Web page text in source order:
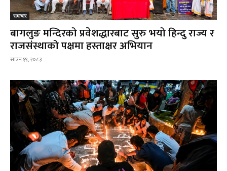
समाचार
बागलुङ मन्दिरको प्रवेशद्धारबाट सुरु भयो हिन्दु राज्य र
राजसंस्थाको पक्षमा हस्ताक्षर अभियान
साउन १९, २०८३